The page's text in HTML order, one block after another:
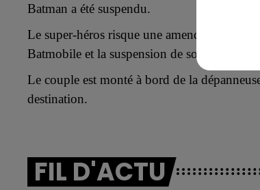
Batman a été suspendu.
Le super-héros risque une amende dont le
Batmobile et la suspension de son permis
Le couple est monté à bord de la
destination.
FIL D'ACTU